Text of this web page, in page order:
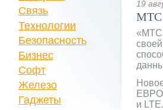
19
МТС
«МТС
и LTE.
Связь
Технологии
Безопасность
Бизнес
Софт
Железо
Гаджеты